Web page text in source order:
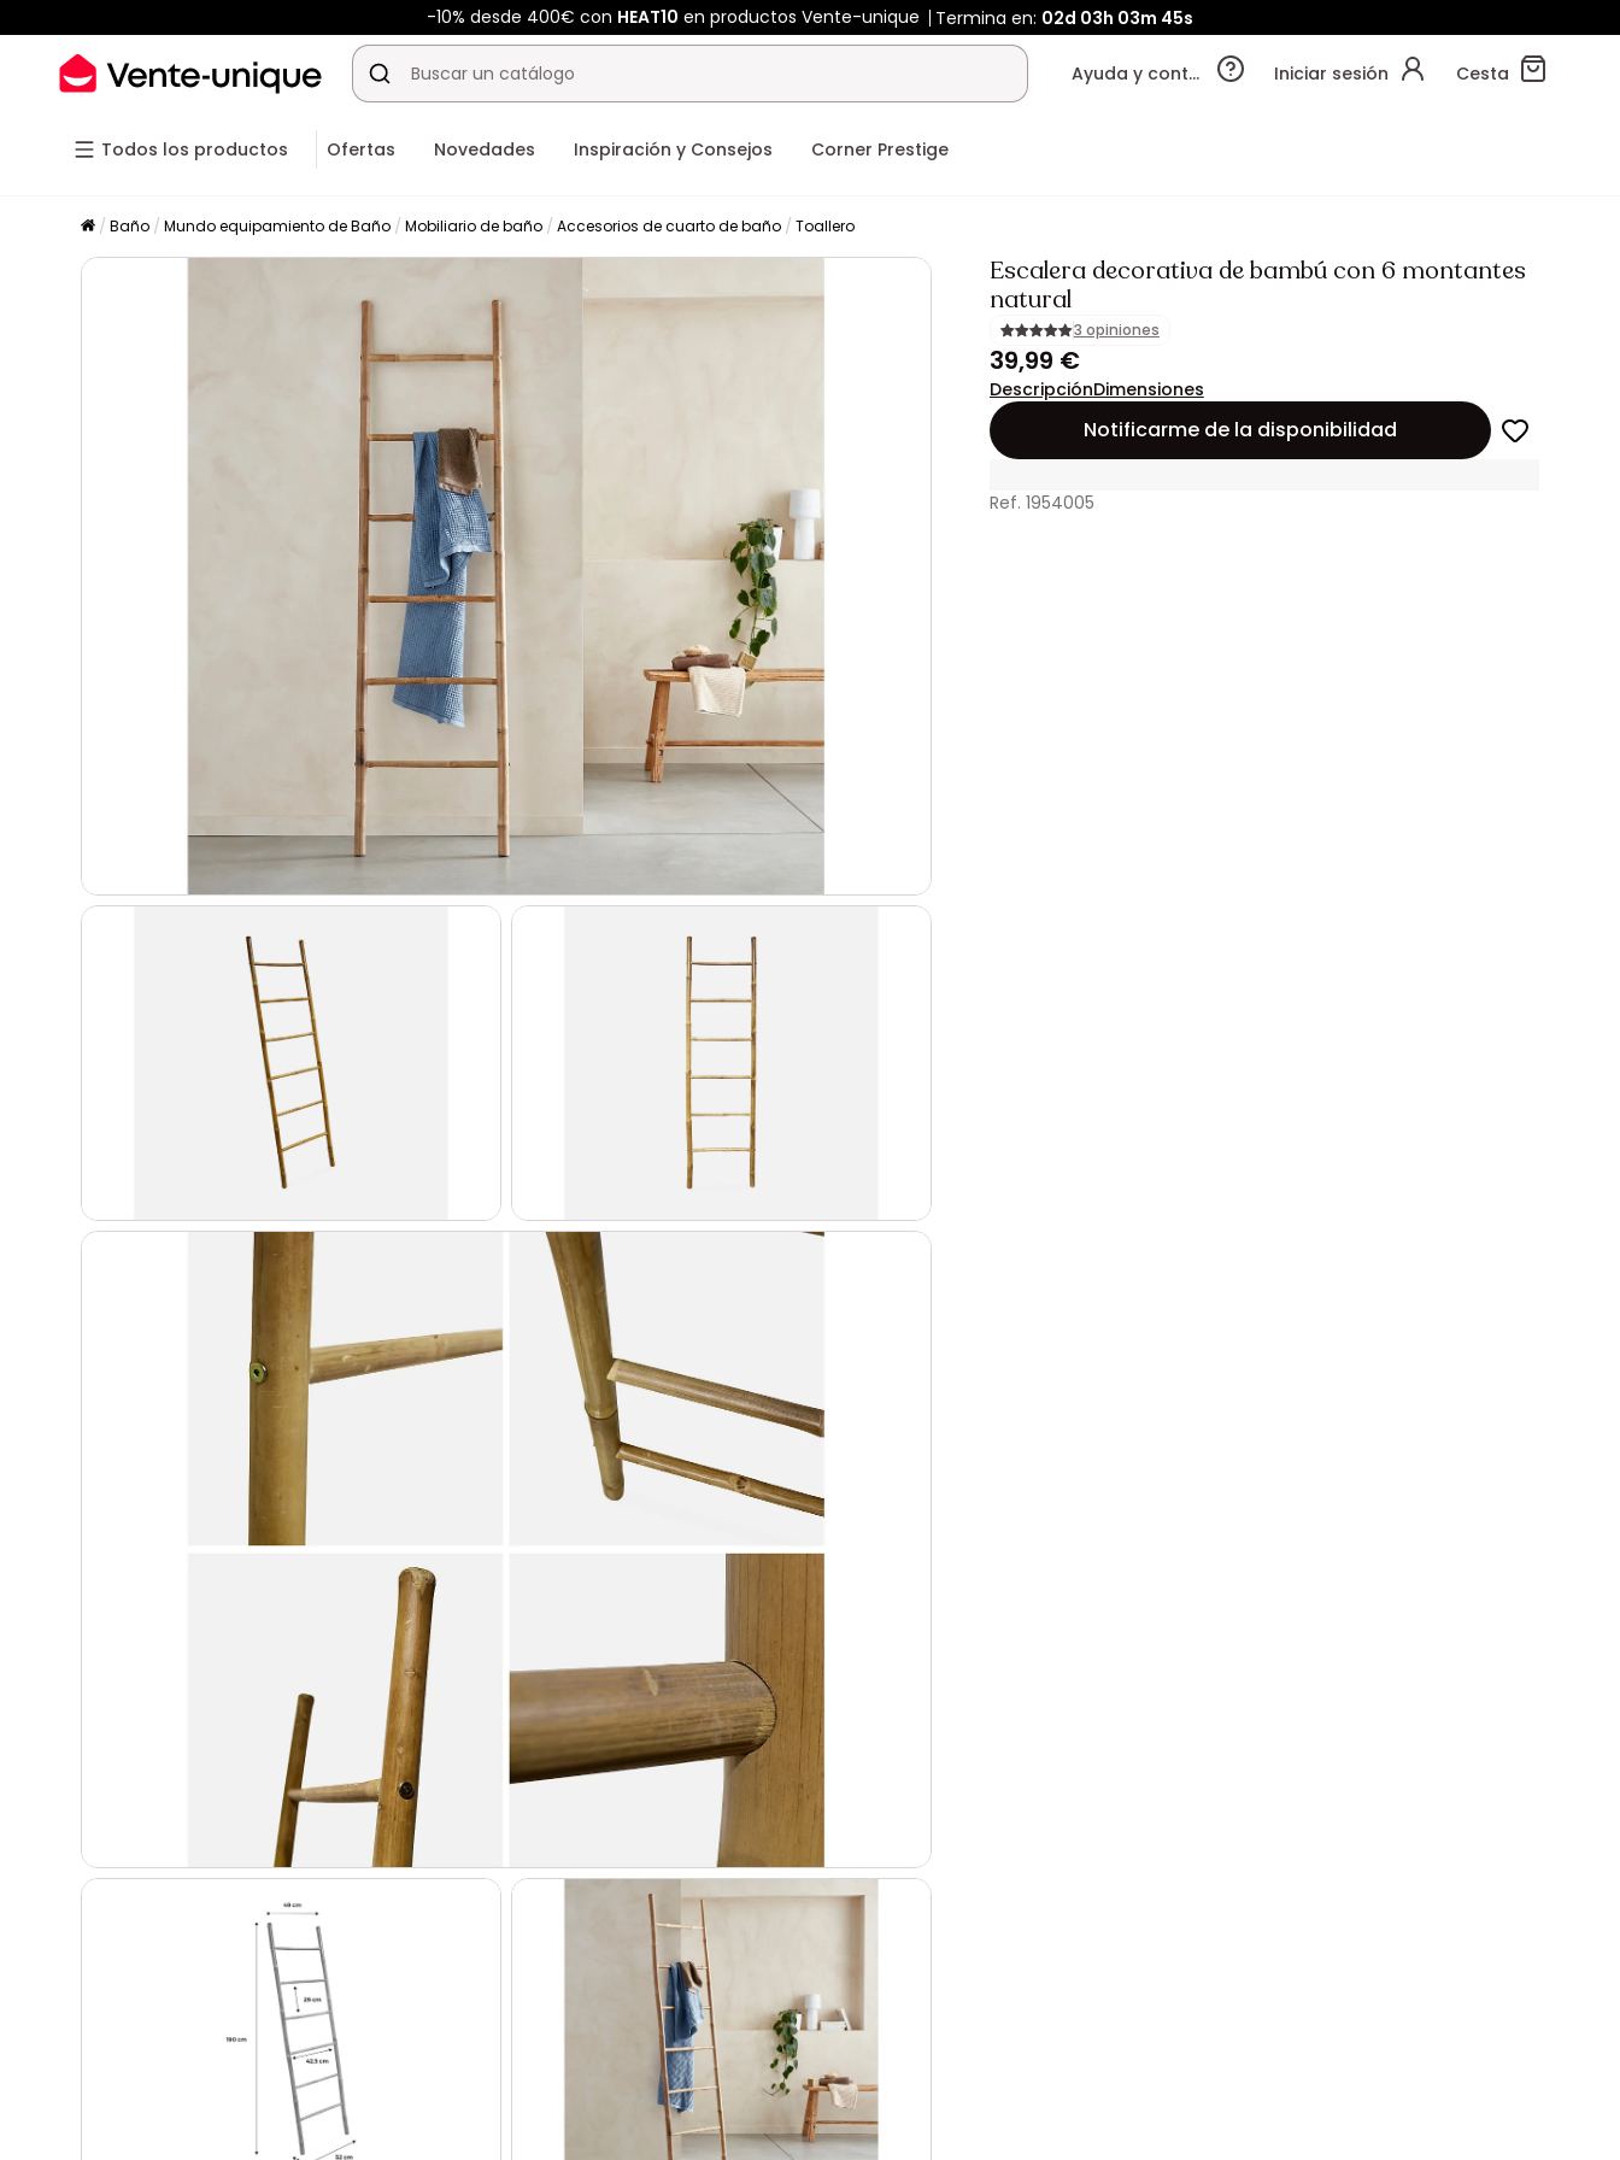
-10% desde 400€ con HEAT10 en productos Vente-unique Termina en: 02d 03h 03m 43s
Ayuda y contacto Iniciar sesión Cesta
Todos los productos Ofertas Novedades Inspiración y Consejos Corner Prestige
Baño Mundo equipamiento de Baño Mobiliario de baño Accesorios de cuarto de baño Toallero
Escalera decorativa de bambú con 6 montantes
natural
3 opiniones
39,99 €
DescripciónDimensiones
Notificarme de la disponibilidad
Ref. 1954005